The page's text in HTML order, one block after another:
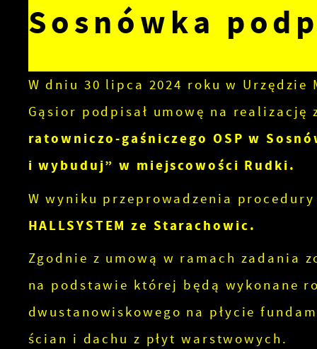
Sosnówka
W dniu 30 lipca 2024 roku w
Gąsior podpisał umowę na realizację
ratowniczo-gaśniczego OSP w
i wybuduj” w miejscowości Rudki.
W wyniku przeprowadzenia
HALLSYSTEM ze Starachowic.
Zgodnie z umową w ramach zadania
na podstawie której będą wykonane
dwustanowiskowego na płycie
ścian i dachu z płyt warstwowych.